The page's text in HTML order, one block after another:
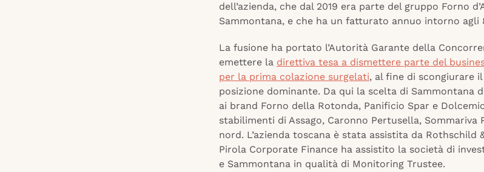
dell’azienda, che dal 2019 era parte del gruppo Forno
Sammontana, e che ha un fatturato annuo intorno agli
La fusione ha portato l’Autorità Garante della
emettere la direttiva tesa a dismettere parte del
per la prima colazione surgelati, al fine di scongiurare
posizione dominante. Da qui la scelta di Sammontana
ai brand Forno della Rotonda, Panificio Spar e
stabilimenti di Assago, Caronno Pertusella, Sommariva
nord. L’azienda toscana è stata assistita da Rothschild
Pirola Corporate Finance ha assistito la società di
e Sammontana in qualità di Monitoring Trustee.